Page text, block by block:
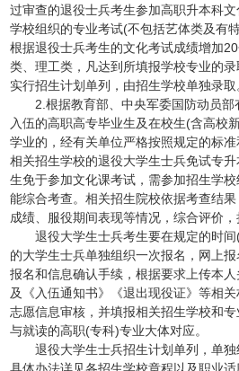
过审查的退役士兵考生参加高职升本科
学校组织的专业考试(不包括艺体类及有
根据退役士兵考生的文化考试成绩增加
类、理工类，凡达到所填报学校专业的录
实行招生计划单列，由招生学校单独录取
2.根据教育部、中央军委国防动员部
入伍的高职高专毕业生及在校生(含高校
学业的，经有关单位严格按照规定的标
相关招生学校的退役大学生士兵免试专
生免于参加文化课考试，需参加招生学
能综合考查。相关招生院校依据考查结
成绩、服役期间表现等情况，综合评价，
退役大学生士兵考生要在规定的时间
的大学生士兵单独组织一次报名，网上
报名和信息确认手续，根据要求上传本
及《入伍通知书》《退出现役证》等相
志愿信息审核，并填报相关招生学校和
与就读的高职(专科)专业大体对应。
退役大学生士兵招生计划单列，单独